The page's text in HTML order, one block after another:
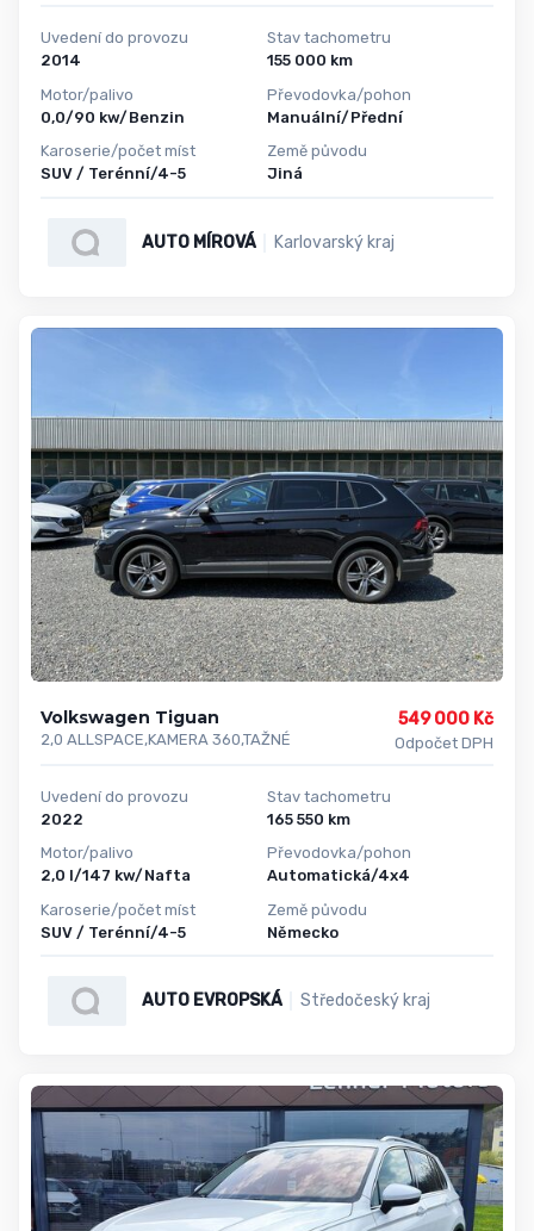
Uvedení do provozu
2014
Motor/palivo
0,0/90 kw/Benzin
Karoserie/počet míst
SUV / Terénní/4-5
Stav tachometru
155 000 km
Převodovka/pohon
Manuální/Přední
Země původu
Jiná
AUTO MÍROVÁ Karlovarský kraj
Volkswagen Tiguan
2,0 ALLSPACE,KAMERA 360,TAŽNÉ
549 000 Kč
Odpočet DPH
Uvedení do provozu
2022
Motor/palivo
2,0 l/147 kw/Nafta
Karoserie/počet míst
SUV / Terénní/4-5
Stav tachometru
165 550 km
Převodovka/pohon
Automatická/4x4
Země původu
Německo
AUTO EVROPSKÁ Středočeský kraj